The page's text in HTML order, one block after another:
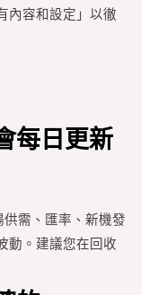
內容和設定」以徹
每日更新
供需、匯率、新機發
動。建議您在回收